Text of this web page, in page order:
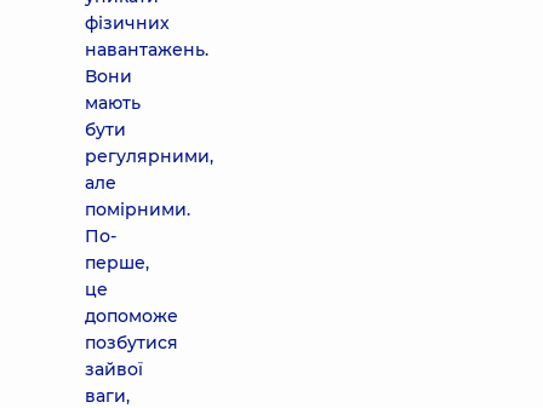
фізичних
навантажень.
Вони
мають
бути
регулярними,
але
помірними.
По-
перше,
це
допоможе
позбутися
зайвої
ваги,